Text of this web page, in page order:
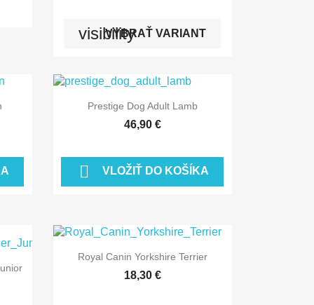
visibility
VYBRAŤ VARIANT
 Rýchly náhľad
Prestige Dog Adult Lamb
46,90 €
 VLOŽIŤ DO KOŠÍKA
 Rýchly náhľad
Royal Canin Yorkshire Terrier
18,30 €